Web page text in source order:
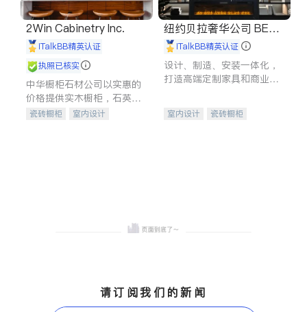
2Win Cabinetry Inc.
iTalkBB精英认证
执照已核实
中华橱柜石材公司以实惠的
价格提供实木橱柜，石英石
台面，多种优质不锈钢水
瓷砖橱柜
室内设计
纽约贝拉奢华公司 BELL
A LUXE
iTalkBB精英认证
设计、制造、安装一体化，
打造高端定制家具和商业空
室内设计
瓷砖橱柜
请订阅我们的新闻